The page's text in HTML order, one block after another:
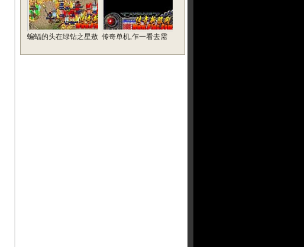
蝙蝠的头在绿钻之星敖 传奇单机,乍一看去需